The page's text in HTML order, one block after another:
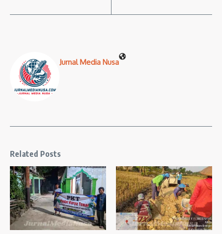
Jurnal Media Nusa
Related Posts